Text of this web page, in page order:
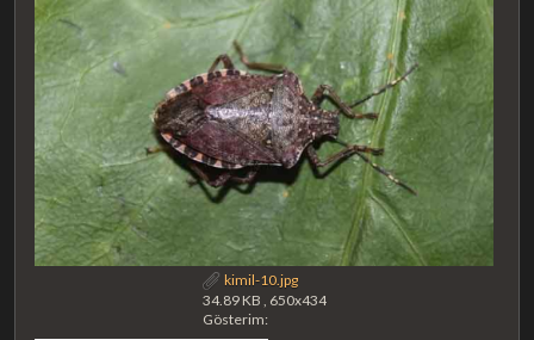
kimil-10.jpg
34.89 KB , 650x434
Gösterim: